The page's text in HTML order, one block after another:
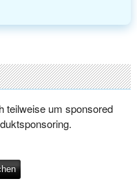
teilweise um sponsored